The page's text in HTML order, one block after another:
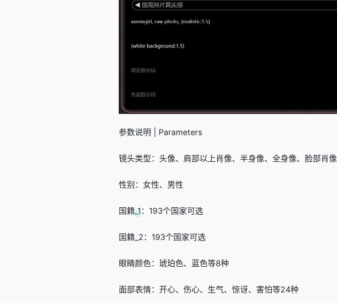
参数说明 | Parameters
镜头类型：头像、肩部以上肖像、半身像、全身像、脸部肖像
性别：女性、男性
国籍_1：193个国家可选
国籍_2：193个国家可选
眼睛颜色：琥珀色、蓝色等8种
面部表情：开心、伤心、生气、惊讶、害怕等24种